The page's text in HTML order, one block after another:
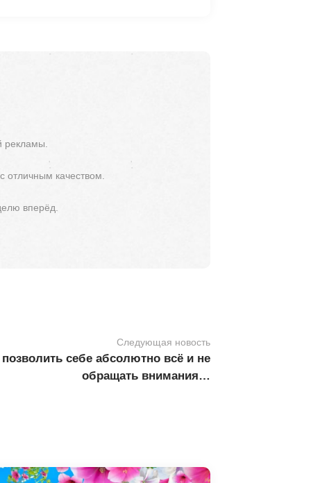
рекламы.
отличным качеством.
вперёд.
Следующая новость
себе абсолютно всё и не
обращать внимания…